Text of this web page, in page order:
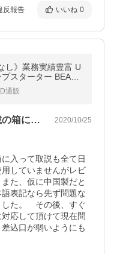
反報告 いいね 0
し》業務実績豊富 U
スターター BEAST
パワー 12V/24V 4
型車
通販
すぐに届きました。日本語記載の箱に入っ… 2020/10/25
入って取説も全て日
していませんがレビ
た、仮に中国製だと
表記なら先ず問題な
た。　その後、すぐ
応して頂けて現在問
込口が弱いようにも